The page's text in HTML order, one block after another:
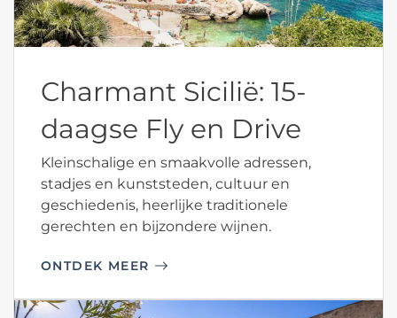
Charmant Sicilië: 15-
daagse Fly en Drive
Kleinschalige en smaakvolle adressen,
stadjes en kunststeden, cultuur en
geschiedenis, heerlijke traditionele
gerechten en bijzondere wijnen.
ONTDEK MEER